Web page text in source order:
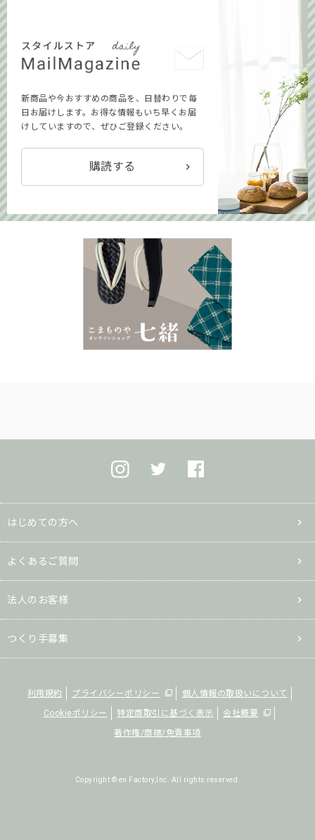
新商品や今おすすめの商品を、日替わりで毎
日お届けします。お得な情報もいち早くお届
けしていますので、ぜひご登録ください。
購読する
はじめての方へ
よくあるご質問
法人のお客様
つくり手募集
利用規約 プライバシーポリシー
個人情報の取扱いについて
Cookieポリシー
特定商取引に基づく表示
会社概要
著作権/商標/免責事項
Copyright © en Factory,Inc. All rights reserved.